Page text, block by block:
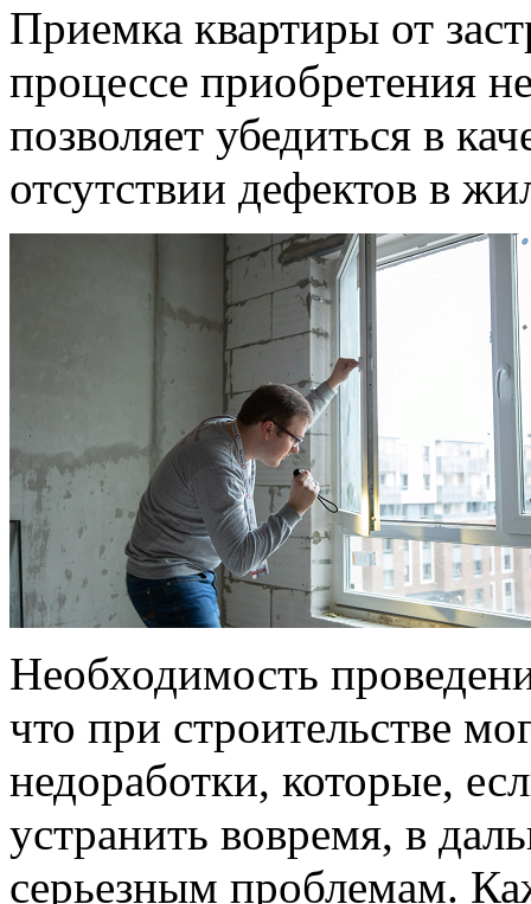
Приемка квартиры от
процессе приобретения
позволяет убедиться в
отсутствии дефектов в
Необходимость
что при строительстве
недоработки, которые,
устранить вовремя, в
серьезным проблемам.